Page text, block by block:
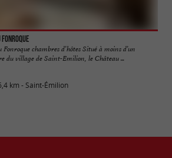
Fonroque
Fonroque chambres d’hôtes Situé à moins d’un
du village de Saint-Emilion, le Château ...
km - Saint-Émilion